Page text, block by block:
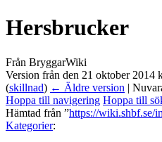
Hersbrucker
Från BryggarWiki
Version från den 21 oktober 2014
(skillnad) ← Äldre version |
Hoppa till navigering Hoppa till
Hämtad från ”https://wiki.shbf.se/
Kategorier: